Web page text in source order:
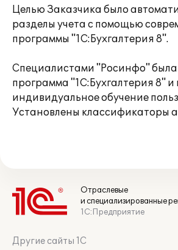
Целью Заказчика было
разделы учета с помощью
программы "1С:Бухгалтерия 8".
Специалистами "Росинфо" была
программа "1С:Бухгалтерия 8" и
индивидуальное обучение
Установлены классификаторы
Отраслевые
и специализированные
1С:Предприятие
Другие сайты 1С